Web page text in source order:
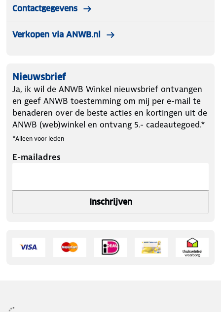
Contactgegevens
Verkopen via ANWB.nl
Nieuwsbrief
Ja, ik wil de ANWB Winkel nieuwsbrief ontvangen
en geef ANWB toestemming om mij per e-mail te
benaderen over de beste acties en kortingen uit de
ANWB (web)winkel en ontvang 5.- cadeautegoed.*
*Alleen voor leden
E-mailadres
Inschrijven